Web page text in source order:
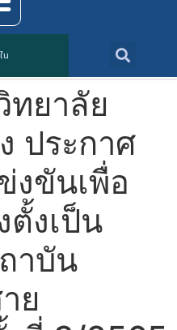
น
ทยาลัย
ประกาศ
งขันเพื่อ
ตั้งเป็น
าบัน
ย